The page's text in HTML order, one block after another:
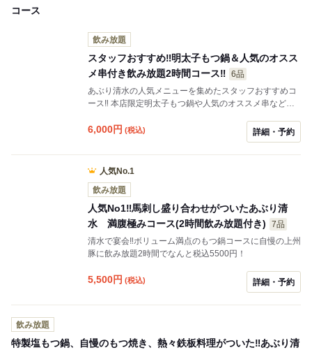
コース
飲み放題
スタッフおすすめ‼️明太子もつ鍋＆人気のオスス
メ串付き飲み放題2時間コース‼️ 6品
あぶり清水の人気メニューを集めたスタッフおすすめコ
ース‼️ 本店限定明太子もつ鍋や人気のオススメ串など全
円‼️
6,000円 (税込) 詳細・予約
人気No.1
飲み放題
人気No1‼️馬刺し盛り合わせがついたあぶり清
水 満腹極みコース(2時間飲み放題付き)
7品
清水で宴会‼️ボリューム満点のもつ鍋コースに自慢の上州
豚に飲み放題2時間でなんと税込5500円！
5,500円 (税込) 詳細・予約
飲み放題
特製塩もつ鍋、自慢のもつ焼き、熱々鉄板料理がついた‼️あぶり清